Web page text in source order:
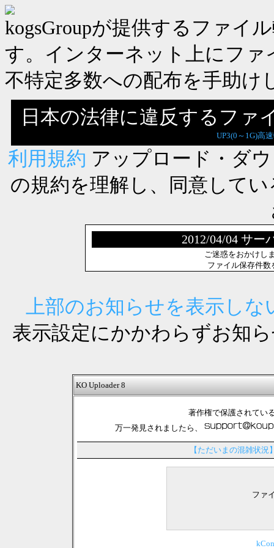
kogsGroupが提供するファイ
す。インターネット上にフ
不特定多数への配布を手助け
日本の法律に違反するファ
UP3(0～1G)高
利用規約 アップロード・ダ
の規約を理解し、同意して
2012/04/04 サー
ご迷惑をおかけし
ファイル保存件
上部のお知らせを表示しな
表示設定にかかわらずお知
KO Uploader 8
著作権で保護されてい
万一発見されましたら、
【ただいまの混雑状況
ファ